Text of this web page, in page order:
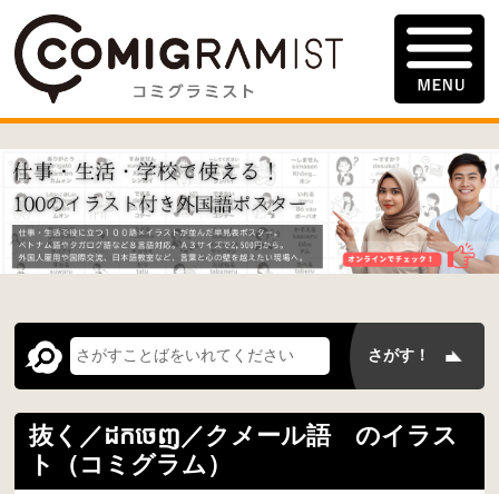
抜く／ដកចេញ／クメール語 のイラス
ト（コミグラム）